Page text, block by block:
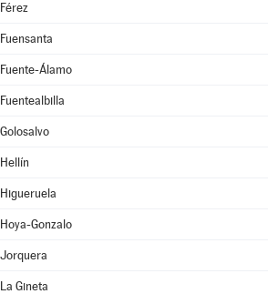
Férez
Fuensanta
Fuente-Álamo
Fuentealbilla
Golosalvo
Hellín
Higueruela
Hoya-Gonzalo
Jorquera
La Gineta